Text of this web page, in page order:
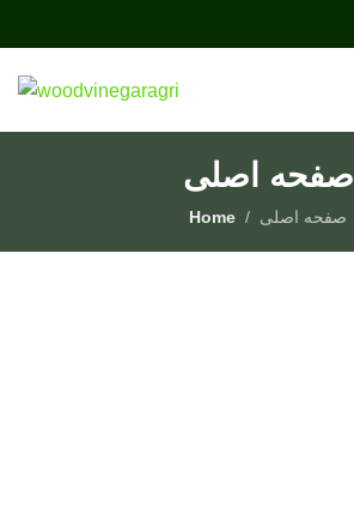
صفحه اصلی
Home صفحه اصلی